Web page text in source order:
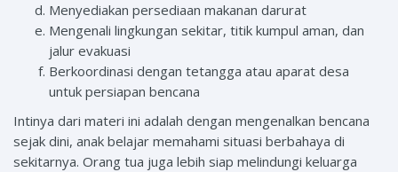
Menyediakan persediaan makanan darurat
Mengenali lingkungan sekitar, titik kumpul aman, dan
jalur evakuasi
Berkoordinasi dengan tetangga atau aparat desa
untuk persiapan bencana
Intinya dari materi ini adalah dengan mengenalkan bencana
sejak dini, anak belajar memahami situasi berbahaya di
sekitarnya. Orang tua juga lebih siap melindungi keluarga